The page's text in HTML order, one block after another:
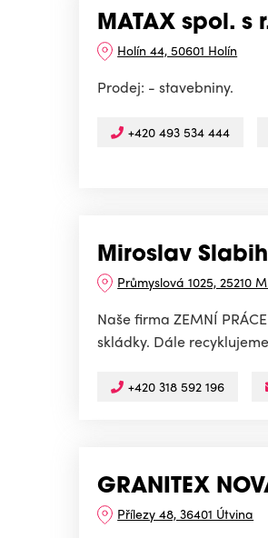
MATAX spol. s
Holín 44, 50601 Holín
Prodej: - stavebniny.
+420 493 534 444
Miroslav
Průmyslová 1025, 25210
Naše firma ZEMNÍ
skládky. Dále
+420 318 592 196
GRANITEX
Přílezy 48, 36401 Útvina